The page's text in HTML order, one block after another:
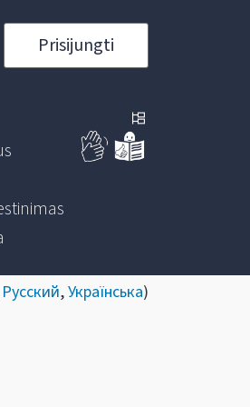
Prisijungti
Русский,Українська)